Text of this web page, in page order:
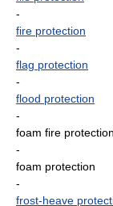
-
fire protection
-
flag protection
-
flood protection
-
foam fire protection
-
foam protection
-
frost-heave